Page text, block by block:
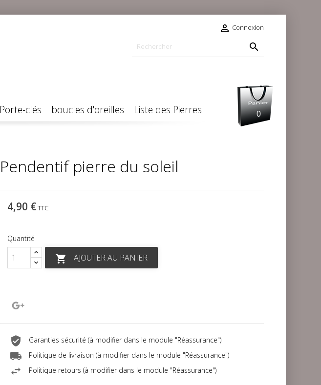
 Connexion

Porte-clés boucles d'oreilles Liste des Pierres 0
Pendentif pierre du soleil
4,90 €TTC
Quantité
 AJOUTER AU PANIER
Garanties sécurité (à modifier dans le module "Réassurance")
Politique de livraison (à modifier dans le module "Réassurance")
Politique retours (à modifier dans le module "Réassurance")